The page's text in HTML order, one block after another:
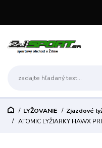
LYŽOVANIE Zjazdové
ATOMIC LYŽIARKY HAWX